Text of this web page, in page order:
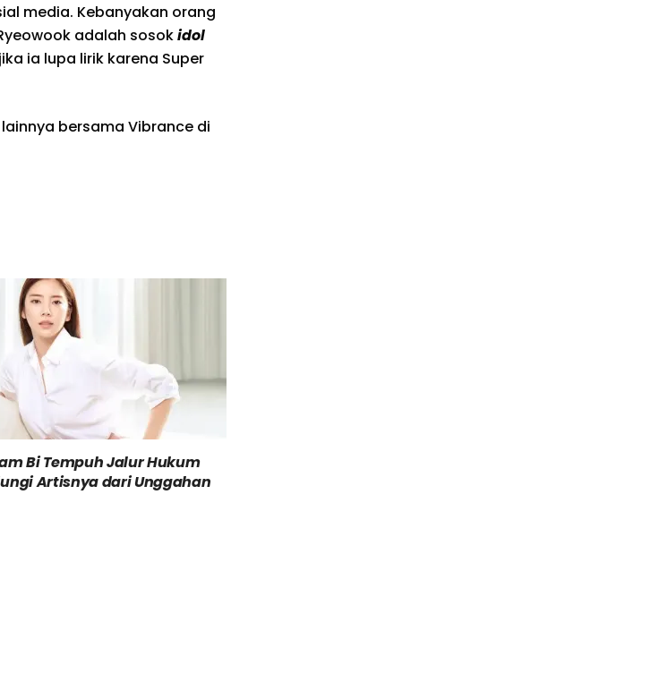
media. Kebanyakan orang
adalah sosokidol
ia lupa lirik karena Super
bersama Vibrance di
Bi Tempuh Jalur Hukum
Artisnya dari Unggahan